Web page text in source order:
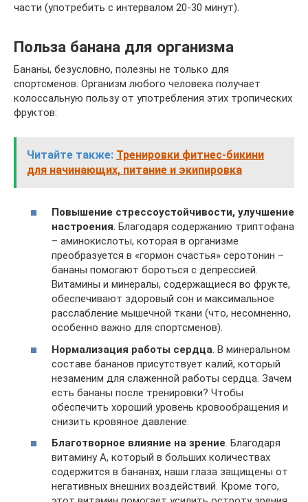
части (употребить с интервалом 20-30 минут).
Польза банана для организма
Бананы, безусловно, полезны не только для
спортсменов. Организм любого человека получает
колоссальную пользу от употребления этих тропических
фруктов:
Читайте также: Тренировки фитнес-бикини
для начинающих, питание и экипировка
Повышение стрессоустойчивости, улучшение
настроения. Благодаря содержанию триптофана
– аминокислоты, которая в организме
преобразуется в «гормон счастья» серотонин –
бананы помогают бороться с депрессией.
Витамины и минералы, содержащиеся во фрукте,
обеспечивают здоровый сон и максимальное
расслабление мышечной ткани (что, несомненно,
особенно важно для спортсменов).
Нормализация работы сердца. В минеральном
составе бананов присутствует калий, который
незаменим для слаженной работы сердца. Зачем
есть бананы после тренировки? Чтобы
обеспечить хороший уровень кровообращения и
снизить кровяное давление.
Благотворное влияние на зрение. Благодаря
витамину А, который в больших количествах
содержится в бананах, наши глаза защищены от
негативных внешних воздействий. Кроме того,